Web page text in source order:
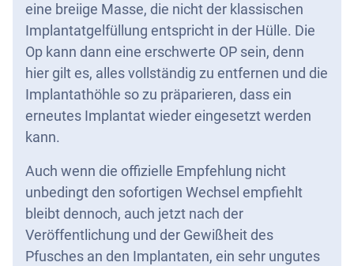
eine breiige Masse, die nicht der klassischen
Implantatgelfüllung entspricht in der Hülle. Die
Op kann dann eine erschwerte OP sein, denn
hier gilt es, alles vollständig zu entfernen und die
Implantathöhle so zu präparieren, dass ein
erneutes Implantat wieder eingesetzt werden
kann.
Auch wenn die offizielle Empfehlung nicht
unbedingt den sofortigen Wechsel empfiehlt
bleibt dennoch, auch jetzt nach der
Veröffentlichung und der Gewißheit des
Pfusches an den Implantaten, ein sehr ungutes